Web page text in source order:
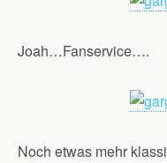
Joah…Fanservice….
Noch etwas mehr